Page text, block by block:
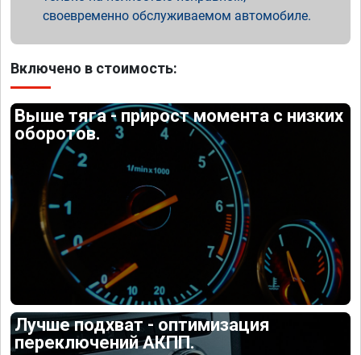
своевременно обслуживаемом автомобиле.
Включено в стоимость:
Выше тяга - прирост момента с низких
оборотов.
Лучше подхват - оптимизация
переключений АКПП.